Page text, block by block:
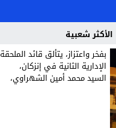
الأكثر شعبية
بفخر واعتزاز، يتألق قائد الملحقة
الإدارية الثانية في إنزكان،
السيد محمد أمين الشهراوي،